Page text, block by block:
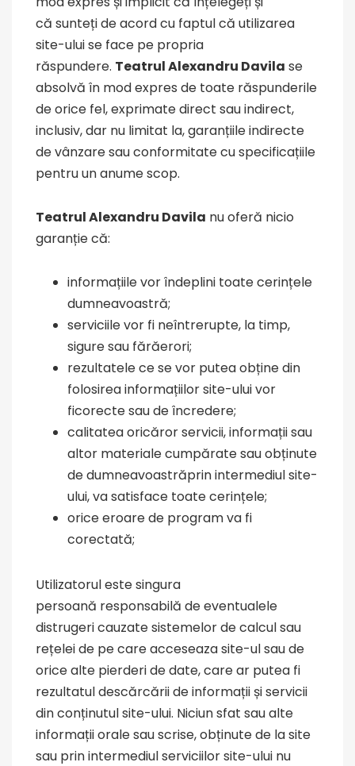
că sunteți de acord cu faptul că utilizarea
site-ului se face pe propria
răspundere. Teatrul Alexandru Davila se
absolvă în mod expres de toate răspunderile
de orice fel, exprimate direct sau indirect,
inclusiv, dar nu limitat la, garanțiile indirecte
de vânzare sau conformitate cu specificațiile
pentru un anume scop.
Teatrul Alexandru Davila nu oferă nicio
garanție că:
informațiile vor îndeplini toate cerințele
dumneavoastră;
serviciile vor fi neîntrerupte, la timp,
sigure sau fărăerori;
rezultatele ce se vor putea obține din
folosirea informațiilor site-ului vor
ficorecte sau de încredere;
calitatea oricăror servicii, informații sau
altor materiale cumpărate sau obținute
de dumneavoastrăprin intermediul site-
ului, va satisface toate cerințele;
orice eroare de program va fi
corectată;
Utilizatorul este singura
persoană responsabilă de eventualele
distrugeri cauzate sistemelor de calcul sau
rețelei de pe care acceseaza site-ul sau de
orice alte pierderi de date, care ar putea fi
rezultatul descărcării de informații și servicii
din conținutul site-ului. Niciun sfat sau alte
informații orale sau scrise, obținute de la site
sau prin intermediul serviciilor site-ului nu